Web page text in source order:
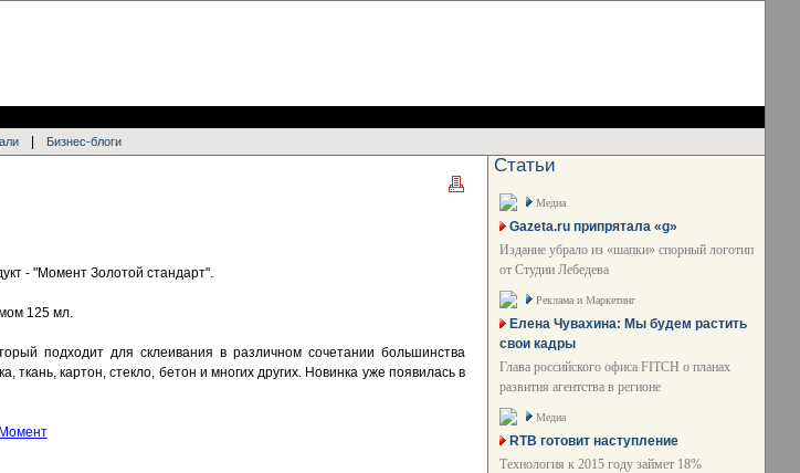
Бизнес-блоги
- "Момент Золотой стандарт".
125 мл.
подходит для склеивания в различном сочетании большинства
ткань, картон, стекло, бетон и многих других. Новинка уже появилась в
Статьи
Медиа
Gazeta.ru припрятала «g»
Издание убрало из «шапки» спорный логотип
от Студии Лебедева
Реклама и Маркетинг
Елена Чувахина: Мы будем растить
свои кадры
Глава российского офиса FITCH о планах
развития агентства в регионе
Медиа
RTB готовит наступление
Технология к 2015 году займет 18%